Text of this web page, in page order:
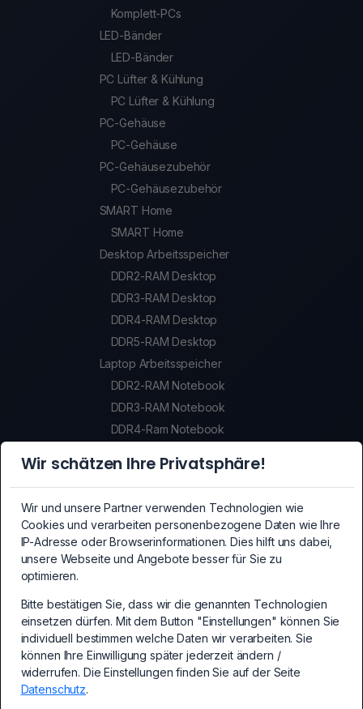
Komplett-PCs
LED-Bänder
LED-Bänder
PC Lüfter & Kühlung
PC Lüfter & Kühlung
PC-Gehäuse
PC-Gehäuse
PC-Gehäusezubehör
PC-Gehäusezubehör
SMART Home
SMART Home
Desktop Arbeitsspeicher
DDR2-RAM Desktop
DDR3-RAM Desktop
DDR4-RAM Desktop
DDR5-RAM Desktop
Laptop Arbeitsspeicher
DDR2-RAM Notebook
DDR3-RAM Notebook
DDR4-Ram Notebook
SSDs
Crypto-Mining Equipment
Crypto-Mining Equipment
Mainboards
PCI-Express Erweiterungskarten
PC Erweiterungskarten
Kabel und Adapter
Kabel und Adapter
Wir schätzen Ihre Privatsphäre!
Wir und unsere Partner verwenden Technologien wie
Cookies und verarbeiten personenbezogene Daten wie Ihre
IP-Adresse oder Browserinformationen. Dies hilft uns dabei,
unsere Webseite und Angebote besser für Sie zu
optimieren.
Bitte bestätigen Sie, dass wir die genannten Technologien
einsetzen dürfen. Mit dem Button "Einstellungen" können Sie
individuell bestimmen welche Daten wir verarbeiten. Sie
können Ihre Einwilligung später jederzeit ändern /
widerrufen. Die Einstellungen finden Sie auf der Seite
Datenschutz.